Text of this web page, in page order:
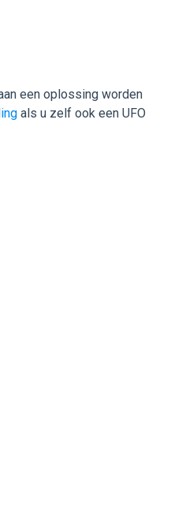
een oplossing worden
als u zelf ook een UFO